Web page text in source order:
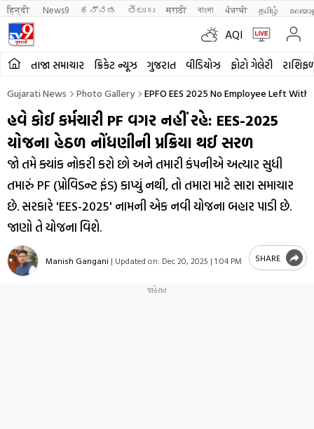
हिन्दी News9 ಕನ್ನಡ తెలుగు मराठी বাংলা ਪੰਜਾਬੀ தமிழ்
AQI
તાજા સમાચાર ક્રિકેટ ન્યૂઝ ગુજરાત વીડિયોઝ ફોટો ગેલેરી
Gujarati News Photo Gallery EPFO EES 2025 No Employee Left
હવે કોઈ કર્મચારી PF વગર નહીં રહે: EES-2025
યોજના હેઠળ નોંધણીની પ્રક્રિયા થઈ સરળ
જો તમે ક્યાંક નોકરી કરો છો અને તમારી કંપનીએ અત્યાર સુધી
તમારું PF (પ્રોવિડન્ટ ફંડ) કાપ્યું નથી, તો તમારા માટે સારા સમાચાર
છે. સરકારે 'EES-2025' નામની એક નવી યોજના બહાર પાડી છે.
જાણો તે યોજના વિશે.
Manish Gangani | Updated on: Dec 20, 2025 | 1:04 PM SHARE